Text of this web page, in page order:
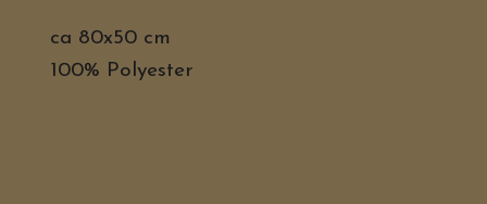
ca 80x50 cm
100% Polyester